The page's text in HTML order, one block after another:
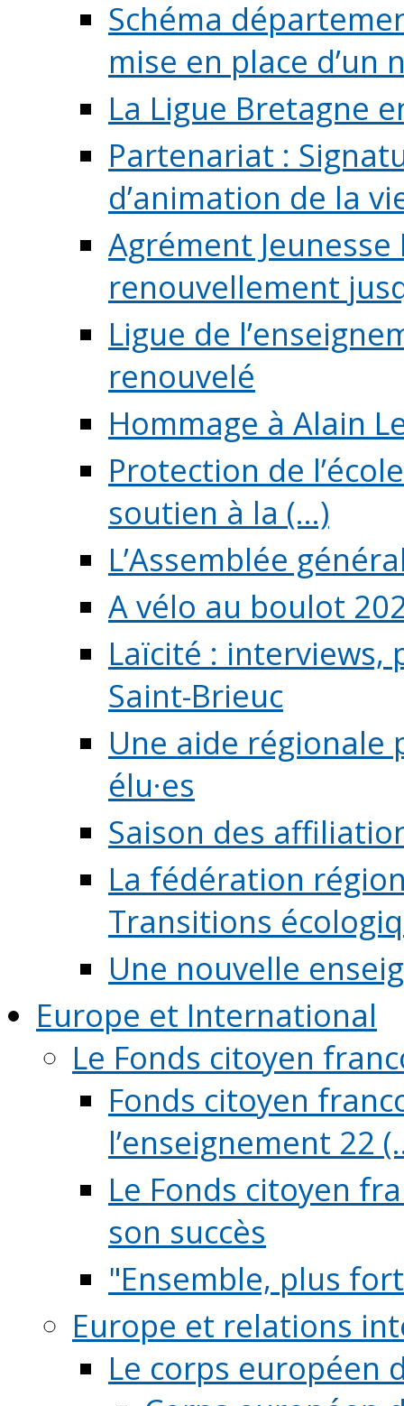
Schéma
mise en place d’un
La Ligue Bretagne
Partenariat :
d’animation de la
Agrément
renouvellement
Ligue de
renouvelé
Hommage à Alain
Protection de
soutien à la (...)
L’Assemblée
A vélo au boulot
Laïcité :
Saint-Brieuc
Une aide régionale
élu·es
Saison des
La fédération
Transitions
Une nouvelle
Europe et International
Le Fonds citoyen
Fonds citoyen
l’enseignement 22
Le Fonds citoyen
son succès
"Ensemble, plus
Europe et relations
Le corps européen